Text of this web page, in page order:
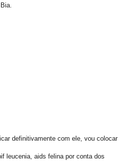
definitivamente com ele, vou colocar
leucenia, aids felina por conta dos